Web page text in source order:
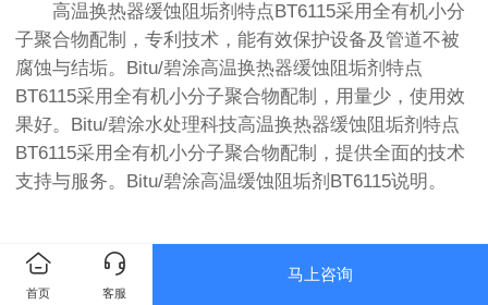
高温换热器缓蚀阻垢剂特点BT6115采用全有机小分
子聚合物配制，专利技术，能有效保护设备及管道不被
腐蚀与结垢。
Bitu/碧涂高温换热器缓蚀阻垢剂特点
BT6115采用全有机小分子聚合物配制，用量少，使用效
果好。
Bitu/碧涂水处理科技高温换热器缓蚀阻垢剂特点
BT6115采用全有机小分子聚合物配制，提供全面的技术
支持与服务。
Bitu/碧涂高温缓蚀阻垢剂BT6115说明。
首页 客服
马上咨询